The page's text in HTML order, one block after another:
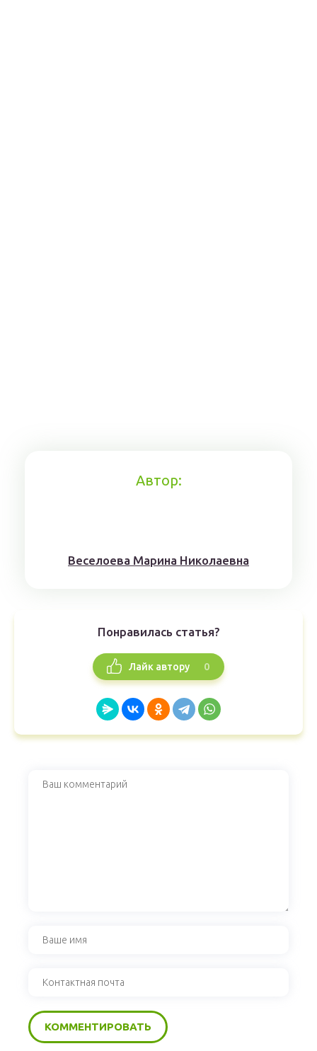
Автор:
Веселоева Марина Николаевна
Понравилась статья?
Лайк автору 0